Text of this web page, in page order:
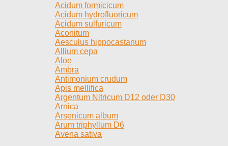
Acidum formicicum
Acidum hydrofluoricum
Acidum sulfuricum
Aconitum
Aesculus hippocastanum
Allium cepa
Aloe
Ambra
Antimonium crudum
Apis mellifica
Argentum Nitricum D12 oder D30
Arnica
Arsenicum album
Arum triphyllum D6
Avena sativa